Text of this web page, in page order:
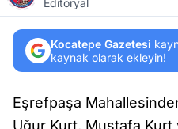
Editöryal
Kocatepe Gazetesi
kaynak olarak ekleyin!
Eşrefpaşa
Uğur Kurt, Mustafa